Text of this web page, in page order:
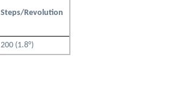
Steps/Revolution
200 (1.8°)